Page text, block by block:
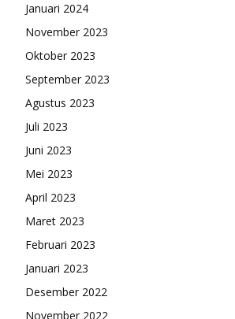
Januari 2024
November 2023
Oktober 2023
September 2023
Agustus 2023
Juli 2023
Juni 2023
Mei 2023
April 2023
Maret 2023
Februari 2023
Januari 2023
Desember 2022
November 2022